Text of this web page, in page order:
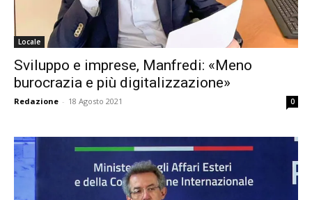
Locale
Sviluppo e imprese, Manfredi: «Meno
burocrazia e più digitalizzazione»
Redazione - 18 Agosto 2021 0